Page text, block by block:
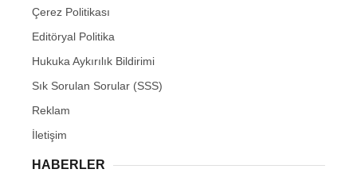
Çerez Politikası
Editöryal Politika
Hukuka Aykırılık Bildirimi
Sık Sorulan Sorular (SSS)
Reklam
İletişim
HABERLER